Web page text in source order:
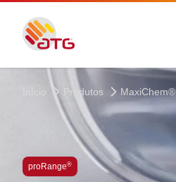
Início Produtos MaxiChem®
proRange®